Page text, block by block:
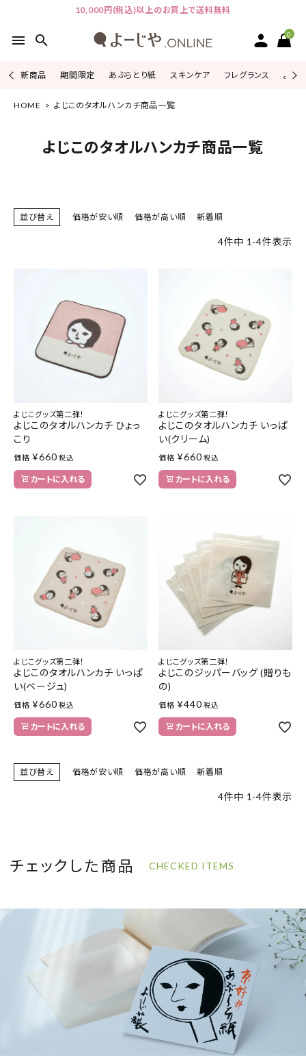
10,000円(税込)以上のお買上で送料無料
menu search 0
新商品 期間限定 あぶらとり紙 スキンケア フレグランス よじ
ACCOUNT MENU
カテゴリーから探す
よーじやについて
お客さま向け窓口(お問い合わせ)
企業さま向け窓口
HOME よじこのタオルハンカチ商品一覧
よじこのタオルハンカチ商品一覧
並び替え 価格が安い順 価格が高い順 新着順
4件中 1 -4件表示
よじこグッズ第二弾！
よじこのタオルハンカチ ひょっ
こり
価格 ¥660 税込
カートに入れる
よじこグッズ第二弾！
よじこのタオルハンカチ いっぱ
い(クリーム)
価格 ¥660 税込
カートに入れる
よじこグッズ第二弾！
よじこのタオルハンカチ いっぱ
い(ベージュ)
価格 ¥660 税込
カートに入れる
よじこグッズ第二弾！
よじこのジッパーバッグ (贈りも
の)
価格 ¥440 税込
カートに入れる
並び替え 価格が安い順 価格が高い順 新着順
4件中 1 -4件表示
チェックした商品 CHECKED ITEMS